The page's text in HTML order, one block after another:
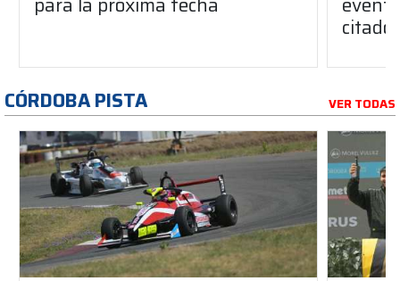
citado
CÓRDOBA PISTA VER TODAS